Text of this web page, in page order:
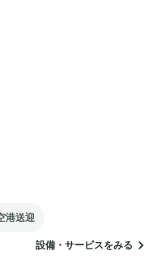
港送迎
設備・サービスをみる